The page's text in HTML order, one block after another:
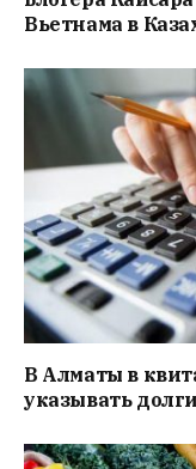
Вьетнама в
В Алматы в
указывать